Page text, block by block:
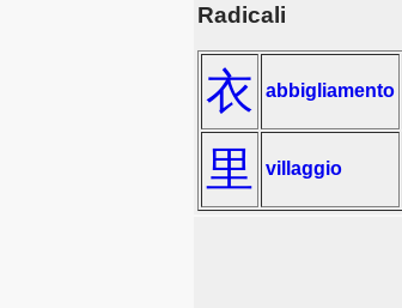
Radicali
衣 abbigliamento
里 villaggio